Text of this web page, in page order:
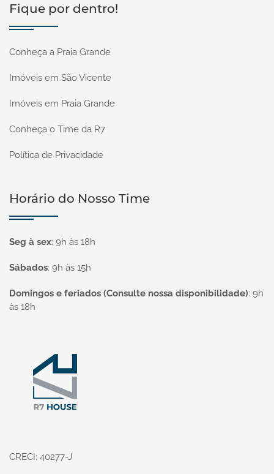
Fique por dentro!
Conheça a Praia Grande
Imóveis em São Vicente
Imóveis em Praia Grande
Conheça o Time da R7
Política de Privacidade
Horário do Nosso Time
Seg à sex: 9h às 18h
Sábados: 9h às 15h
Domingos e feriados (Consulte nossa disponibilidade): 9h
às 18h
CRECI: 40277-J